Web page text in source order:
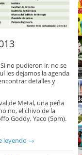
no pudieron ir, no se
les dejamos la agenda
detalles y
de Metal, una peña
no, el chivo de la
Goddy, Yaco (5pm).
leyendo →